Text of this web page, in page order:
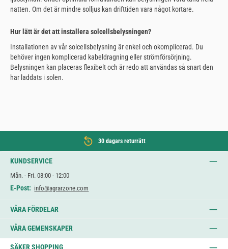
natten. Om det är mindre solljus kan drifttiden vara något kortare.
Hur lätt är det att installera solcellsbelysningen?
Installationen av vår solcellsbelysning är enkel och okomplicerad. Du
behöver ingen komplicerad kabeldragning eller strömförsörjning.
Belysningen kan placeras flexibelt och är redo att användas så snart den
har laddats i solen.
30 dagars returrätt
KUNDSERVICE
Mån. - Fri. 08:00 - 12:00
E-Post: info@agrarzone.com
VÅRA FÖRDELAR
VÅRA GEMENSKAPER